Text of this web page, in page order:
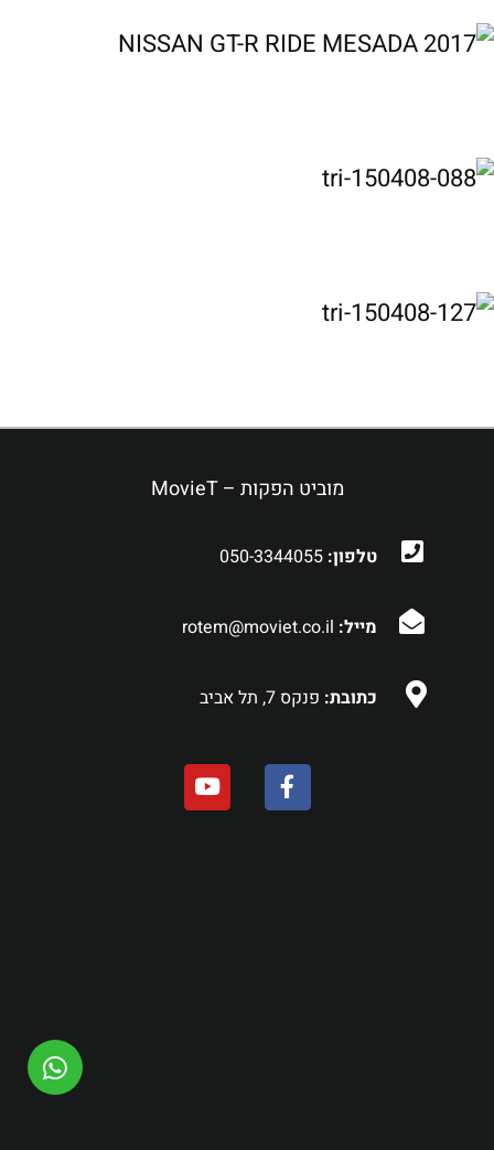
מוביט הפקות – MovieT
טלפון: 050-3344055
מייל: rotem@moviet.co.il
כתובת: פנקס 7, תל אביב